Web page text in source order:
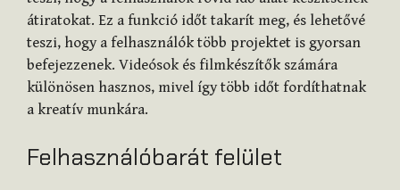
átiratokat. Ez a funkció időt takarít meg, és lehetővé
teszi, hogy a felhasználók több projektet is gyorsan
befejezzenek. Videósok és filmkészítők számára
különösen hasznos, mivel így több időt fordíthatnak
a kreatív munkára.
Felhasználóbarát felület